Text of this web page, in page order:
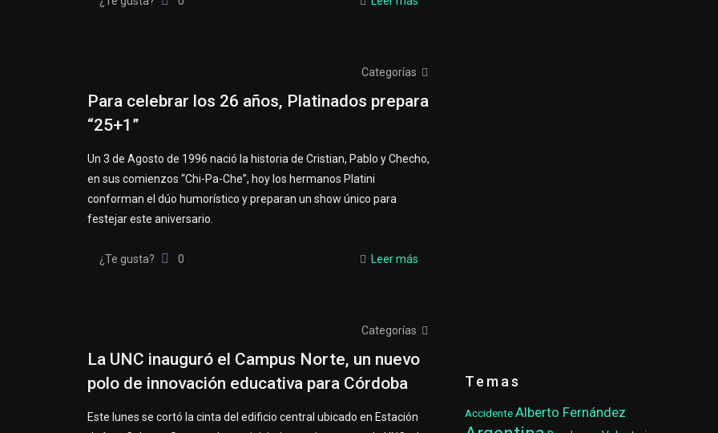
Categorías
Para celebrar los 26 años, Platinados prepara
“25+1”
Un 3 de Agosto de 1996 nació la historia de Cristian, Pablo y Checho,
en sus comienzos “Chi-Pa-Che”, hoy los hermanos Platini
conforman el dúo humorístico y preparan un show único para
festejar este aniversario.
¿Te gusta? 0 Leer más
Categorías
La UNC inauguró el Campus Norte, un nuevo
polo de innovación educativa para Córdoba
Este lunes se cortó la cinta del edificio central ubicado en Estación
Temas
AccidenteAlberto Fernández